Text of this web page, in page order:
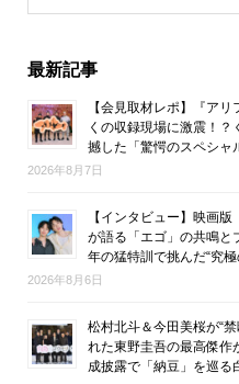
最新記事
【会見取材レポ】『ア
くの収録現場に激震！
撼した「驚愕のスペシャ
2026年8月7日
【インタビュー】映画
が語る「エゴ」の共鳴と
年の猛特訓で挑んだ“究極
2026年8月6日
松村北斗＆今田美桜が“
れた東野圭吾の最高傑作
成披露で「納豆」を巡る